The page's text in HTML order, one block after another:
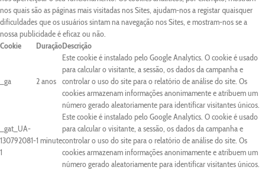
nos quais são as páginas mais visitadas nos Sites, ajudam-nos a registar quaisquer
dificuldades que os usuários sintam na navegação nos Sites, e mostram-nos se a
nossa publicidade é eficaz ou não.
Cookie
DuraçãoDescrição
_ga 2 anos
Este cookie é instalado pelo Google Analytics. O cookie é usado
para calcular o visitante, a sessão, os dados da campanha e
controlar o uso do site para o relatório de análise do site. Os
cookies armazenam informações anonimamente e atribuem um
número gerado aleatoriamente para identificar visitantes únicos.
_gat_UA-
130792081-
1
1 minute
Este cookie é instalado pelo Google Analytics. O cookie é usado
para calcular o visitante, a sessão, os dados da campanha e
controlar o uso do site para o relatório de análise do site. Os
cookies armazenam informações anonimamente e atribuem um
número gerado aleatoriamente para identificar visitantes únicos.